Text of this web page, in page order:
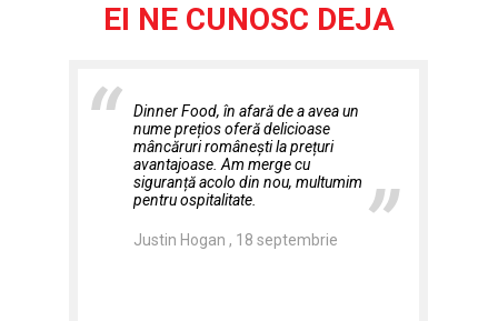
EI NE CUNOSC DEJA
Dinner Food, în afară de a avea un
nume prețios oferă delicioase
mâncăruri românești la prețuri
avantajoase. Am merge cu
siguranță acolo din nou, multumim
pentru ospitalitate.
Justin Hogan , 18 septembrie